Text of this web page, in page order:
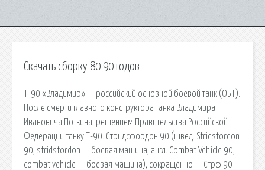
Скачать сборку 80 90 годов
Т-90 «Владимир» — российский основной боевой танк (ОБТ).
После смерти главного конструктора танка Владимира
Ивановича Поткина, решением Правительства Российской
Федерации танку Т-90. Стридсфордон 90 (швед. Stridsfordon
90, stridsfordon — боевая машина, англ. Combat Vehicle 90,
combat vehicle — боевая машина), сокращённо — Стрф 90